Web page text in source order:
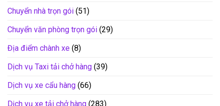
Chuyển nhà trọn gói (51)
Chuyển văn phòng trọn gói (29)
Địa điểm chành xe (8)
Dịch vụ Taxi tải chở hàng (39)
Dịch vụ xe cẩu hàng (66)
Dịch vụ xe tải chở hàng (283)